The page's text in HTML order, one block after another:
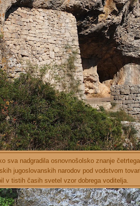
sva nadgradila osnovnošolsko znanje
jugoslovanskih narodov pod vodstvom
v tistih časih svetel vzor dobrega voditelja.